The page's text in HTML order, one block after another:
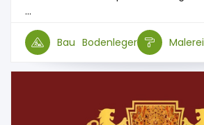
...
Bau Bodenleger Malerei